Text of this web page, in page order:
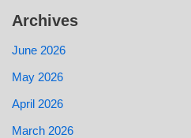
Archives
June 2026
May 2026
April 2026
March 2026